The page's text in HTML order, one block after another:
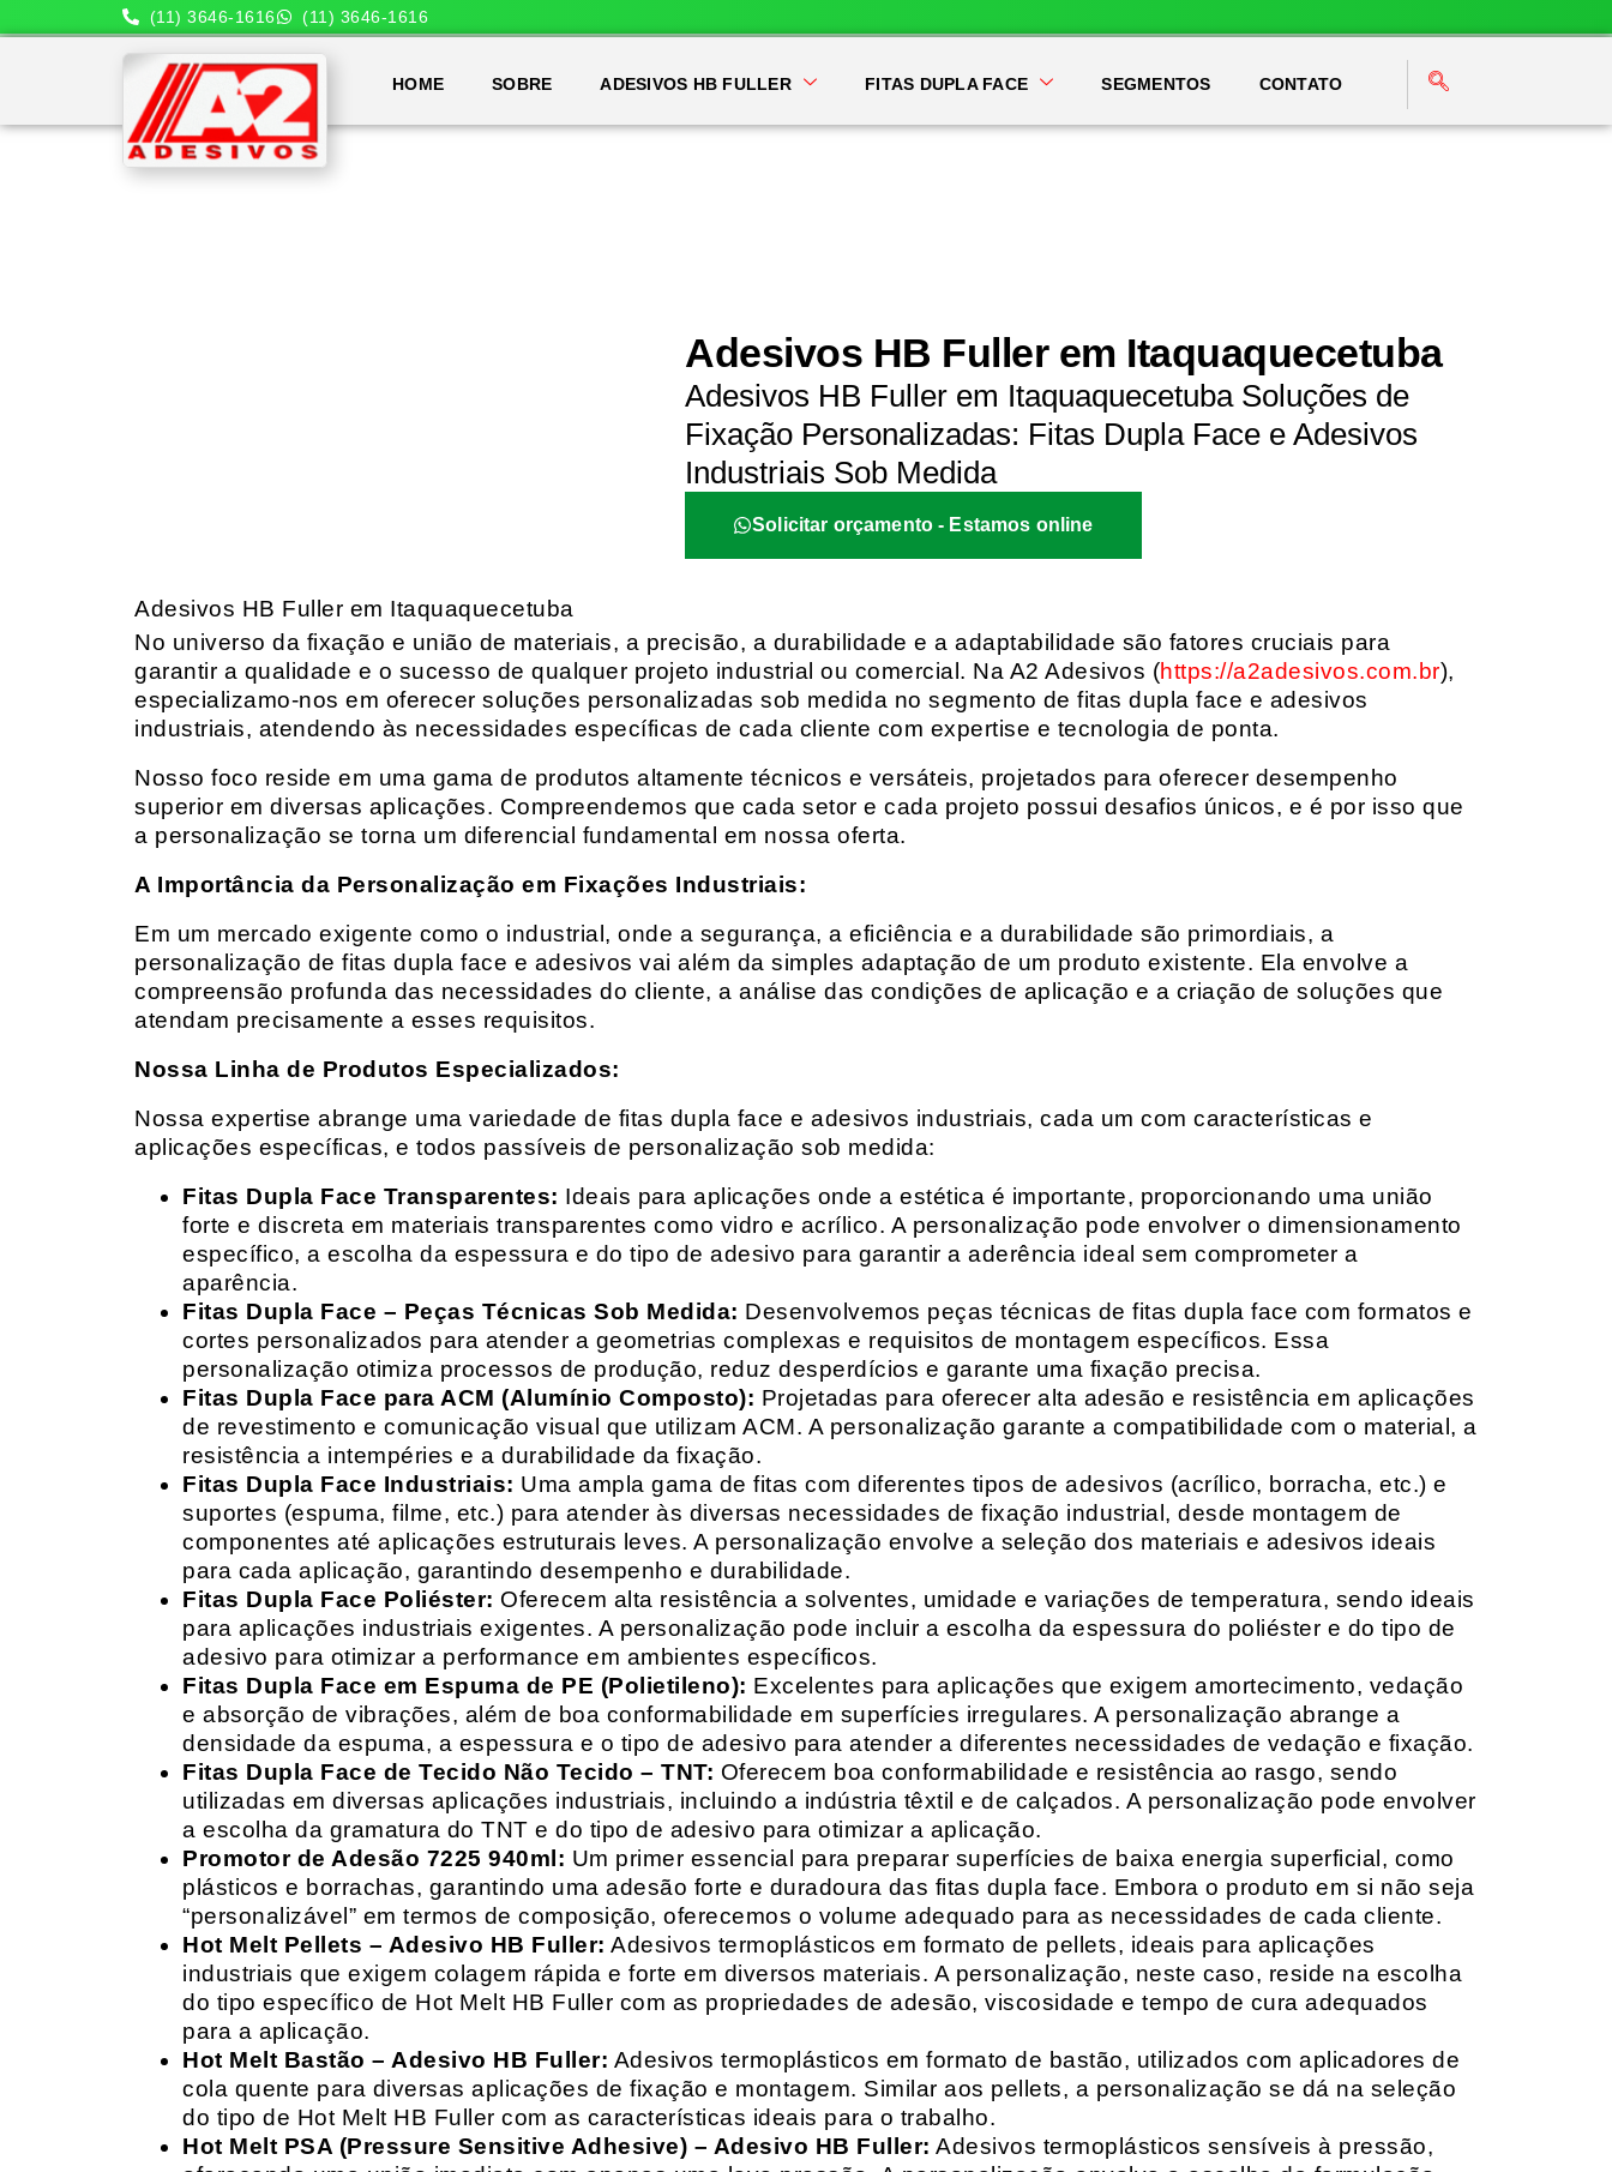
(11) 3646-1616 (11) 3646-1616
HOME SOBRE ADESIVOS HB FULLER FITAS DUPLA FACE SEGMENTOS CONTATO
Adesivos HB Fuller em Itaquaquecetuba
Adesivos HB Fuller em Itaquaquecetuba Soluções de
Fixação Personalizadas: Fitas Dupla Face e Adesivos
Industriais Sob Medida
Solicitar orçamento - Estamos online
Adesivos HB Fuller em Itaquaquecetuba
No universo da fixação e união de materiais, a precisão, a durabilidade e a adaptabilidade são fatores cruciais para
garantir a qualidade e o sucesso de qualquer projeto industrial ou comercial. Na A2 Adesivos (https://a2adesivos.com.br),
especializamo-nos em oferecer soluções personalizadas sob medida no segmento de fitas dupla face e adesivos
industriais, atendendo às necessidades específicas de cada cliente com expertise e tecnologia de ponta.
Nosso foco reside em uma gama de produtos altamente técnicos e versáteis, projetados para oferecer desempenho
superior em diversas aplicações. Compreendemos que cada setor e cada projeto possui desafios únicos, e é por isso que
a personalização se torna um diferencial fundamental em nossa oferta.
A Importância da Personalização em Fixações Industriais:
Em um mercado exigente como o industrial, onde a segurança, a eficiência e a durabilidade são primordiais, a
personalização de fitas dupla face e adesivos vai além da simples adaptação de um produto existente. Ela envolve a
compreensão profunda das necessidades do cliente, a análise das condições de aplicação e a criação de soluções que
atendam precisamente a esses requisitos.
Nossa Linha de Produtos Especializados:
Nossa expertise abrange uma variedade de fitas dupla face e adesivos industriais, cada um com características e
aplicações específicas, e todos passíveis de personalização sob medida:
Fitas Dupla Face Transparentes: Ideais para aplicações onde a estética é importante, proporcionando uma união
forte e discreta em materiais transparentes como vidro e acrílico. A personalização pode envolver o dimensionamento
específico, a escolha da espessura e do tipo de adesivo para garantir a aderência ideal sem comprometer a
aparência.
Fitas Dupla Face – Peças Técnicas Sob Medida: Desenvolvemos peças técnicas de fitas dupla face com formatos e
cortes personalizados para atender a geometrias complexas e requisitos de montagem específicos. Essa
personalização otimiza processos de produção, reduz desperdícios e garante uma fixação precisa.
Fitas Dupla Face para ACM (Alumínio Composto): Projetadas para oferecer alta adesão e resistência em aplicações
de revestimento e comunicação visual que utilizam ACM. A personalização garante a compatibilidade com o material, a
resistência a intempéries e a durabilidade da fixação.
Fitas Dupla Face Industriais: Uma ampla gama de fitas com diferentes tipos de adesivos (acrílico, borracha, etc.) e
suportes (espuma, filme, etc.) para atender às diversas necessidades de fixação industrial, desde montagem de
componentes até aplicações estruturais leves. A personalização envolve a seleção dos materiais e adesivos ideais
para cada aplicação, garantindo desempenho e durabilidade.
Fitas Dupla Face Poliéster: Oferecem alta resistência a solventes, umidade e variações de temperatura, sendo ideais
para aplicações industriais exigentes. A personalização pode incluir a escolha da espessura do poliéster e do tipo de
adesivo para otimizar a performance em ambientes específicos.
Fitas Dupla Face em Espuma de PE (Polietileno): Excelentes para aplicações que exigem amortecimento, vedação
e absorção de vibrações, além de boa conformabilidade em superfícies irregulares. A personalização abrange a
densidade da espuma, a espessura e o tipo de adesivo para atender a diferentes necessidades de vedação e fixação.
Fitas Dupla Face de Tecido Não Tecido – TNT: Oferecem boa conformabilidade e resistência ao rasgo, sendo
utilizadas em diversas aplicações industriais, incluindo a indústria têxtil e de calçados. A personalização pode envolver
a escolha da gramatura do TNT e do tipo de adesivo para otimizar a aplicação.
Promotor de Adesão 7225 940ml: Um primer essencial para preparar superfícies de baixa energia superficial, como
plásticos e borrachas, garantindo uma adesão forte e duradoura das fitas dupla face. Embora o produto em si não seja
“personalizável” em termos de composição, oferecemos o volume adequado para as necessidades de cada cliente.
Hot Melt Pellets – Adesivo HB Fuller: Adesivos termoplásticos em formato de pellets, ideais para aplicações
industriais que exigem colagem rápida e forte em diversos materiais. A personalização, neste caso, reside na escolha
do tipo específico de Hot Melt HB Fuller com as propriedades de adesão, viscosidade e tempo de cura adequados
para a aplicação.
Hot Melt Bastão – Adesivo HB Fuller: Adesivos termoplásticos em formato de bastão, utilizados com aplicadores de
cola quente para diversas aplicações de fixação e montagem. Similar aos pellets, a personalização se dá na seleção
do tipo de Hot Melt HB Fuller com as características ideais para o trabalho.
Hot Melt PSA (Pressure Sensitive Adhesive) – Adesivo HB Fuller: Adesivos termoplásticos sensíveis à pressão,